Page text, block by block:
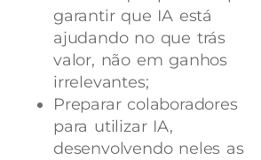
garantir que IA está
ajudando no que trás
valor, não em ganhos
irrelevantes;
Preparar colaboradores
para utilizar IA,
desenvolvendo neles as